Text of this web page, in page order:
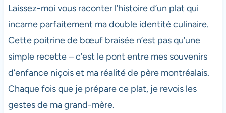
Laissez-moi vous raconter l’histoire d’un plat qui
incarne parfaitement ma double identité culinaire.
Cette poitrine de bœuf braisée n’est pas qu’une
simple recette – c’est le pont entre mes souvenirs
d’enfance niçois et ma réalité de père montréalais.
Chaque fois que je prépare ce plat, je revois les
gestes de ma grand-mère.